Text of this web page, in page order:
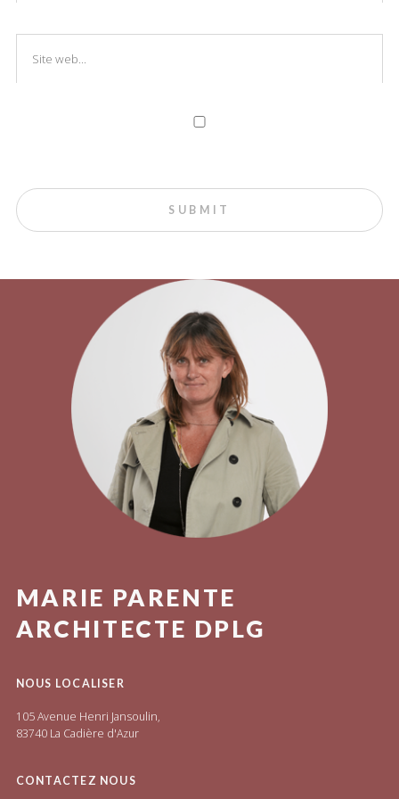
MARIE PARENTE
ARCHITECTE DPLG
NOUS LOCALISER
105 Avenue Henri Jansoulin,
83740 La Cadière d'Azur
CONTACTEZ NOUS